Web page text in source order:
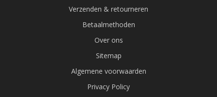
Verzenden & retourneren
Betaalmethoden
Over ons
Sitemap
Algemene voorwaarden
Privacy Policy